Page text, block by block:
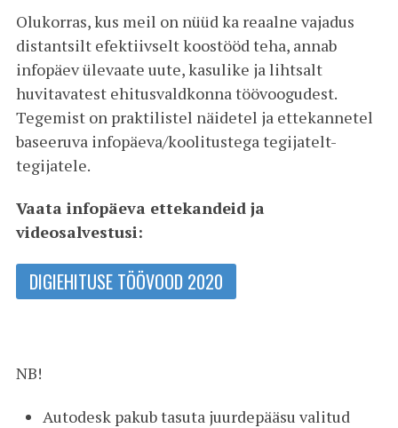
Olukorras, kus meil on nüüd ka reaalne vajadus
distantsilt efektiivselt koostööd teha, annab
infopäev ülevaate uute, kasulike ja lihtsalt
huvitavatest ehitusvaldkonna töövoogudest.
Tegemist on praktilistel näidetel ja ettekannetel
baseeruva infopäeva/koolitustega tegijatelt-
tegijatele.
Vaata infopäeva ettekandeid ja
videosalvestusi:
DIGIEHITUSE TÖÖVOOD 2020
NB!
Autodesk pakub tasuta juurdepääsu valitud